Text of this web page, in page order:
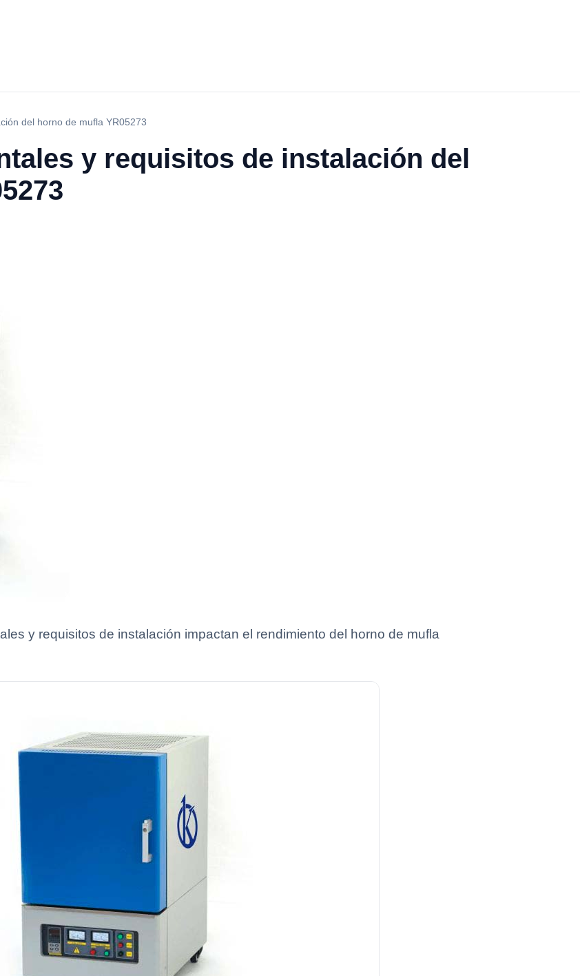
del horno de mufla YR05273
y requisitos de instalación del
y requisitos de instalación impactan el rendimiento del horno de mufla